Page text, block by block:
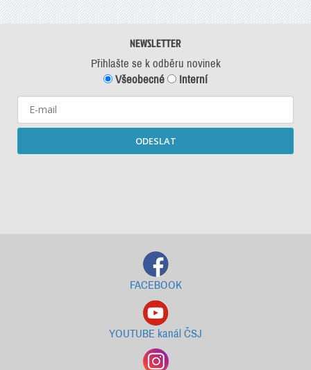
NEWSLETTER
Přihlašte se k odběru novinek
Všeobecné
Interní
ODESLAT
FACEBOOK
YOUTUBE kanál ČSJ